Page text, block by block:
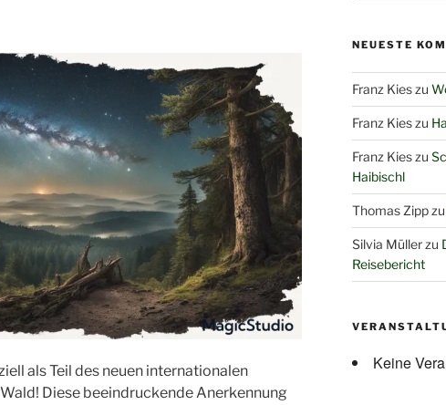
als Teil des neuen internationalen
Diese beeindruckende Anerkennung
NEUESTE
Franz Kieszu
Franz Kieszu
Franz Kieszu
Haibischl
Thomas Zippzu
Silvia Müllerzu
Reisebericht
Keine